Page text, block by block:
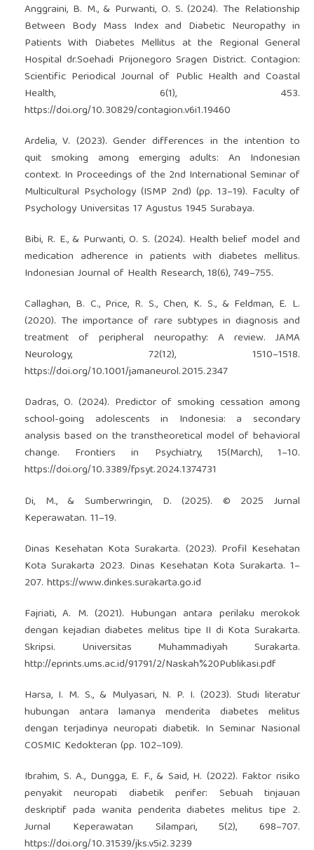
Anggraini, B. M., & Purwanti, O. S. (2024). The Relationship
Between Body Mass Index and Diabetic Neuropathy in
Patients With Diabetes Mellitus at the Regional General
Hospital dr.Soehadi Prijonegoro Sragen District. Contagion:
Scientific Periodical Journal of Public Health and Coastal
Health, 6(1), 453.
https://doi.org/10.30829/contagion.v6i1.19460
Ardelia, V. (2023). Gender differences in the intention to
quit smoking among emerging adults: An Indonesian
context. In Proceedings of the 2nd International Seminar of
Multicultural Psychology (ISMP 2nd) (pp. 13–19). Faculty of
Psychology Universitas 17 Agustus 1945 Surabaya.
Bibi, R. E., & Purwanti, O. S. (2024). Health belief model and
medication adherence in patients with diabetes mellitus.
Indonesian Journal of Health Research, 18(6), 749–755.
Callaghan, B. C., Price, R. S., Chen, K. S., & Feldman, E. L.
(2020). The importance of rare subtypes in diagnosis and
treatment of peripheral neuropathy: A review. JAMA
Neurology, 72(12), 1510–1518.
https://doi.org/10.1001/jamaneurol.2015.2347
Dadras, O. (2024). Predictor of smoking cessation among
school-going adolescents in Indonesia: a secondary
analysis based on the transtheoretical model of behavioral
change. Frontiers in Psychiatry, 15(March), 1–10.
https://doi.org/10.3389/fpsyt.2024.1374731
Di, M., & Sumberwringin, D. (2025). © 2025 Jurnal
Keperawatan. 11–19.
Dinas Kesehatan Kota Surakarta. (2023). Profil Kesehatan
Kota Surakarta 2023. Dinas Kesehatan Kota Surakarta. 1–
207. https://www.dinkes.surakarta.go.id
Fajriati, A. M. (2021). Hubungan antara perilaku merokok
dengan kejadian diabetes melitus tipe II di Kota Surakarta.
Skripsi. Universitas Muhammadiyah Surakarta.
http://eprints.ums.ac.id/91791/2/Naskah%20Publikasi.pdf
Harsa, I. M. S., & Mulyasari, N. P. I. (2023). Studi literatur
hubungan antara lamanya menderita diabetes melitus
dengan terjadinya neuropati diabetik. In Seminar Nasional
COSMIC Kedokteran (pp. 102–109).
Ibrahim, S. A., Dungga, E. F., & Said, H. (2022). Faktor risiko
penyakit neuropati diabetik perifer: Sebuah tinjauan
deskriptif pada wanita penderita diabetes melitus tipe 2.
Jurnal Keperawatan Silampari, 5(2), 698–707.
https://doi.org/10.31539/jks.v5i2.3239